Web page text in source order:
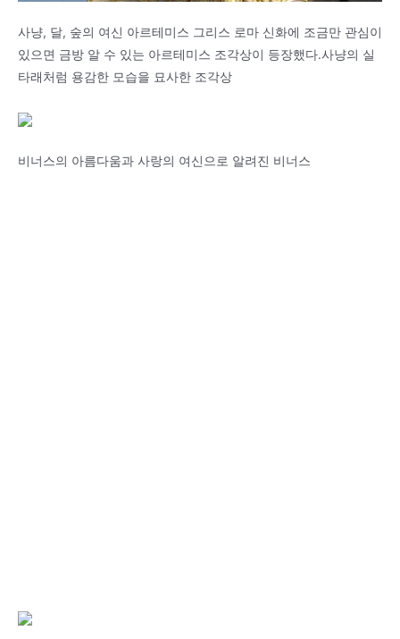
사냥, 달, 숲의 여신 아르테미스 그리스 로마 신화에 조금만 관심이
있으면 금방 알 수 있는 아르테미스 조각상이 등장했다.사냥의 실
타래처럼 용감한 모습을 묘사한 조각상
비너스의 아름다움과 사랑의 여신으로 알려진 비너스